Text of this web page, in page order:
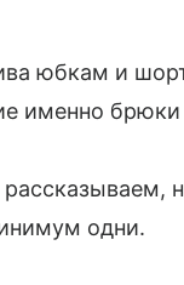
юбкам и
именно
одни.